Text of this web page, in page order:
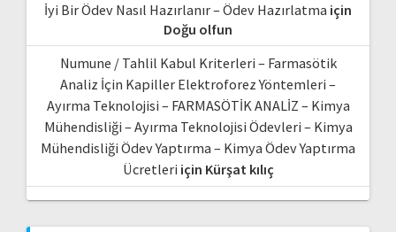
İyi Bir Ödev Nasıl Hazırlanır – Ödev Hazırlatma için
Doğu olfun
Numune / Tahlil Kabul Kriterleri – Farmasötik
Analiz İçin Kapiller Elektroforez Yöntemleri –
Ayırma Teknolojisi – FARMASÖTİK ANALİZ – Kimya
Mühendisliği – Ayırma Teknolojisi Ödevleri – Kimya
Mühendisliği Ödev Yaptırma – Kimya Ödev Yaptırma
Ücretleri için Kürşat kılıç